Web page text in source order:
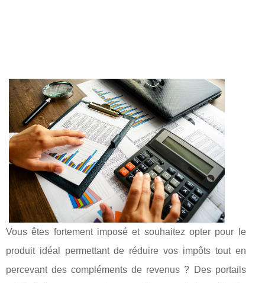
Vous êtes fortement imposé et souhaitez opter pour le
produit idéal permettant de réduire vos impôts tout en
percevant des compléments de revenus ? Des portails